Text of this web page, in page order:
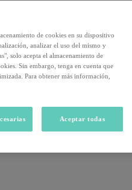
de cookies en su dispositivo
analizar el uso del mismo y
solo acepta el almacenamiento de
Sin embargo, tenga en cuenta que
Para obtener más información,
Aceptar todas